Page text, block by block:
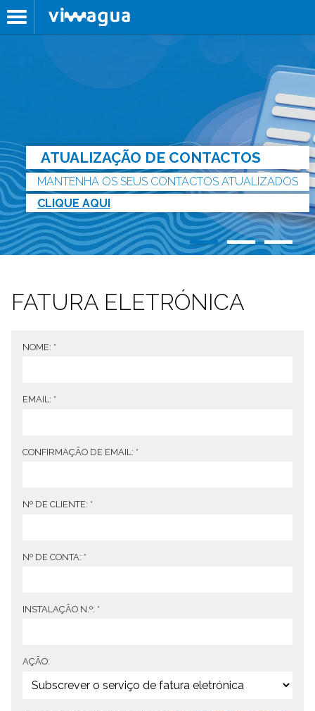
ATUALIZAÇÃO DE CONTACTOS
MANTENHA OS SEUS CONTACTOS ATUALIZADOS
CLIQUE AQUI
FATURA ELETRÓNICA
NOME: *
EMAIL: *
CONFIRMAÇÃO DE EMAIL: *
Nº DE CLIENTE: *
Nº DE CONTA: *
INSTALAÇÃO N.º: *
AÇÃO: